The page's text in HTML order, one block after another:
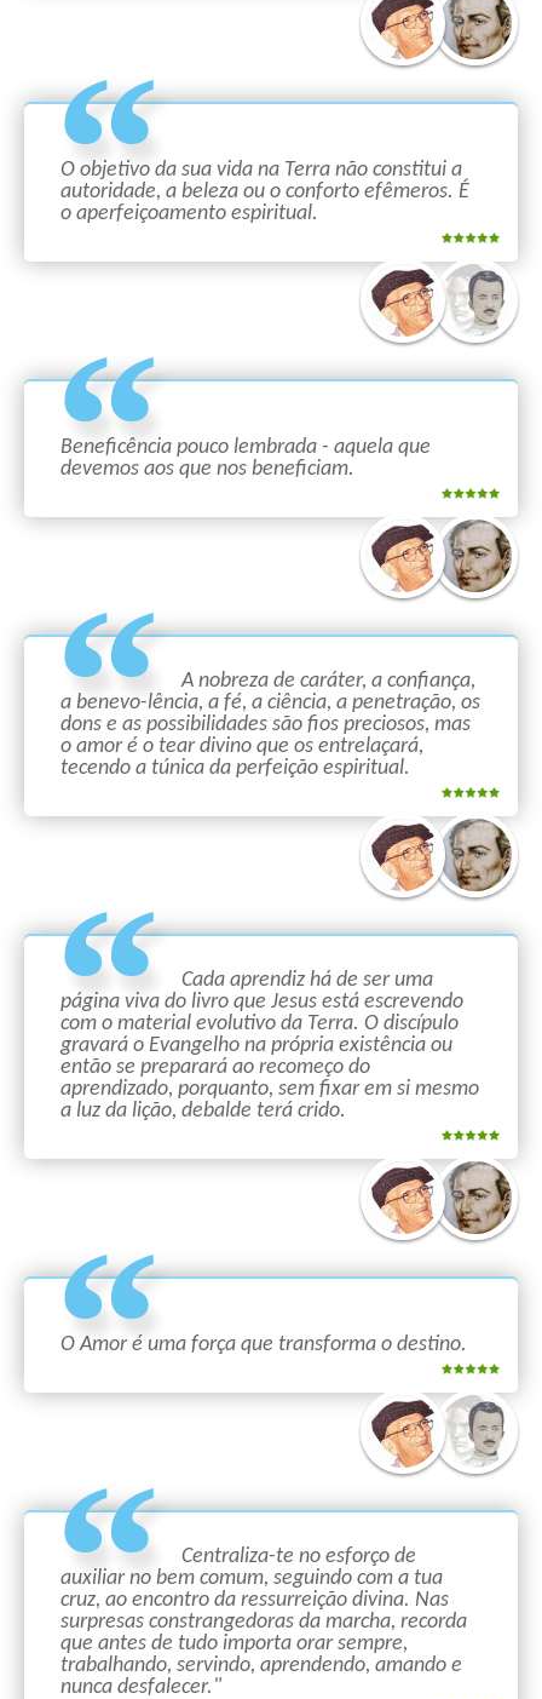
O objetivo da sua vida na Terra não constitui a
autoridade, a beleza ou o conforto efêmeros. É
o aperfeiçoamento espiritual.
Beneficência pouco lembrada - aquela que
devemos aos que nos beneficiam.
A nobreza de caráter, a confiança,
a benevo-lência, a fé, a ciência, a penetração, os
dons e as possibilidades são fios preciosos, mas
o amor é o tear divino que os entrelaçará,
tecendo a túnica da perfeição espiritual.
Cada aprendiz há de ser uma
página viva do livro que Jesus está escrevendo
com o material evolutivo da Terra. O discípulo
gravará o Evangelho na própria existência ou
então se preparará ao recomeço do
aprendizado, porquanto, sem fixar em si mesmo
a luz da lição, debalde terá crido.
O Amor é uma força que transforma o destino.
Centraliza-te no esforço de
auxiliar no bem comum, seguindo com a tua
cruz, ao encontro da ressurreição divina. Nas
surpresas constrangedoras da marcha, recorda
que antes de tudo importa orar sempre,
trabalhando, servindo, aprendendo, amando e
nunca desfalecer."